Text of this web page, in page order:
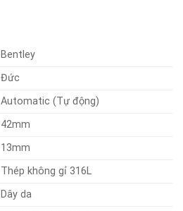
Bentley
Đức
Automatic (Tự động)
42mm
13mm
Thép không gỉ 316L
Dây da